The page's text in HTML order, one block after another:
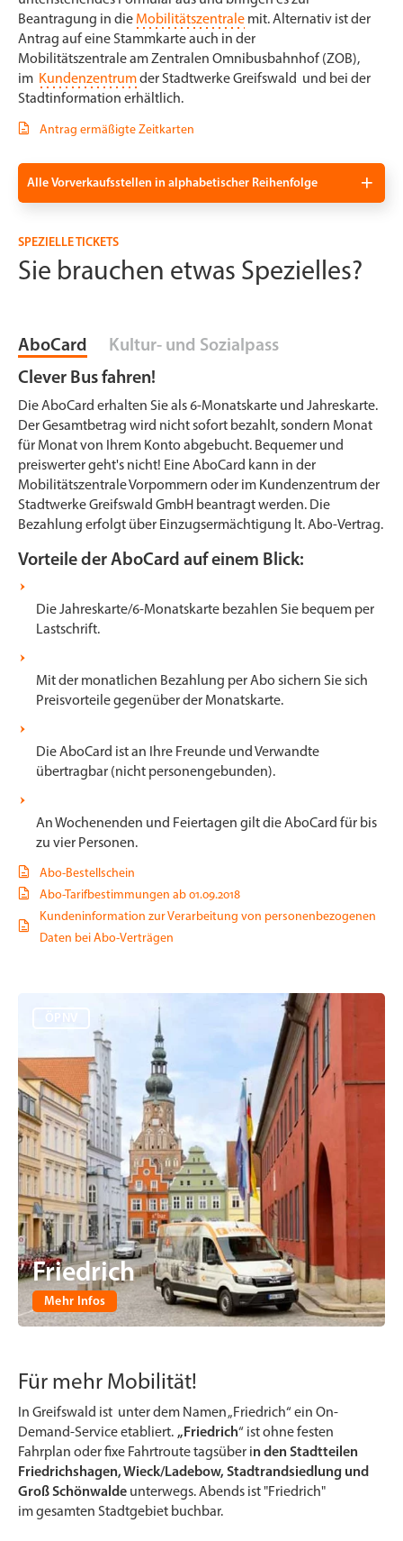
Beantragung in die Mobilitätszentrale mit. Alternativ ist der
Antrag auf eine Stammkarte auch in der
Mobilitätszentrale am Zentralen Omnibusbahnhof (ZOB),
im Kundenzentrumder Stadtwerke Greifswald und bei der
Stadtinformation erhältlich.
Antrag ermäßigte Zeitkarten
Alle Vorverkaufsstellen in alphabetischer Reihenfolge
SPEZIELLE TICKETS
Sie brauchen etwas Spezielles?
AboCard
Kultur- und Sozialpass
Clever Bus fahren!
Die AboCard erhalten Sie als 6-Monatskarte und Jahreskarte.
Der Gesamtbetrag wird nicht sofort bezahlt, sondern Monat
für Monat von Ihrem Konto abgebucht. Bequemer und
preiswerter geht's nicht! Eine AboCard kann in der
Mobilitätszentrale Vorpommern oder im Kundenzentrum der
Stadtwerke Greifswald GmbH beantragt werden. Die
Bezahlung erfolgt über Einzugsermächtigung lt. Abo-Vertrag.
Vorteile der AboCard auf einem Blick:
Die Jahreskarte/6-Monatskarte bezahlen Sie bequem per
Lastschrift.
Mit der monatlichen Bezahlung per Abo sichern Sie sich
Preisvorteile gegenüber der Monatskarte.
Die AboCard ist an Ihre Freunde und Verwandte
übertragbar (nicht personengebunden).
An Wochenenden und Feiertagen gilt die AboCard für bis
zu vier Personen.
Abo-Bestellschein
Abo-Tarifbestimmungen ab 01.09.2018
Kundeninformation zur Verarbeitung von personenbezogenen
Daten bei Abo-Verträgen
ÖPNV
Friedrich
Mehr Infos
Für mehr Mobilität!
In Greifswald ist unter dem Namen „Friedrich“ ein On-
Demand-Service etabliert. „Friedrich“ ist ohne festen
Fahrplan oder fixe Fahrtroute tagsüber in den Stadtteilen
Friedrichshagen, Wieck/Ladebow, Stadtrandsiedlung und
Groß Schönwalde unterwegs. Abends ist "Friedrich"
im gesamten Stadtgebiet buchbar.